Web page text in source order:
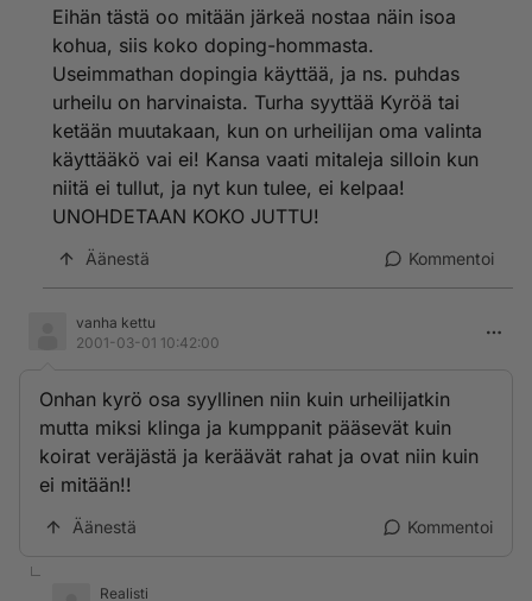
Eihän tästä oo mitään järkeä nostaa näin isoa
kohua, siis koko doping-hommasta.
Useimmathan dopingia käyttää, ja ns. puhdas
urheilu on harvinaista. Turha syyttää Kyröä tai
ketään muutakaan, kun on urheilijan oma valinta
käyttääkö vai ei! Kansa vaati mitaleja silloin kun
niitä ei tullut, ja nyt kun tulee, ei kelpaa!
UNOHDETAAN KOKO JUTTU!
Äänestä Kommentoi
vanha kettu
2001-03-01 10:42:00
Onhan kyrö osa syyllinen niin kuin urheilijatkin
mutta miksi klinga ja kumppanit pääsevät kuin
koirat veräjästä ja keräävät rahat ja ovat niin kuin
ei mitään!!
Äänestä Kommentoi
Realisti